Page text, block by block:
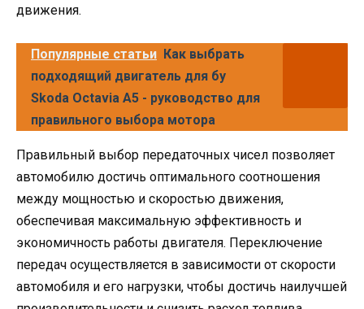
движения.
Популярные статьи Как выбрать
подходящий двигатель для бу
Skoda Octavia A5 - руководство для
правильного выбора мотора
Правильный выбор передаточных чисел позволяет
автомобилю достичь оптимального соотношения
между мощностью и скоростью движения,
обеспечивая максимальную эффективность и
экономичность работы двигателя. Переключение
передач осуществляется в зависимости от скорости
автомобиля и его нагрузки, чтобы достичь наилучшей